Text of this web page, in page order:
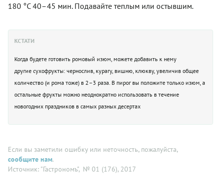
180 °С 40–45 мин. Подавайте теплым или остывшим.
КСТАТИ
Когда будете готовить ромовый изюм, можете добавить к нему
другие сухофрукты: чернослив, курагу, вишню, клюкву, увеличив общее
количество (и рома тоже) в 2–3 раза. В пирог вы положите только изюм, а
остальные фрукты можно неоднократно использовать в течение
новогодних праздников в самых разных десертах
Если вы заметили ошибку или неточность, пожалуйста,
сообщите нам.
Источник: "Гастрономъ", № 01 (176), 2017